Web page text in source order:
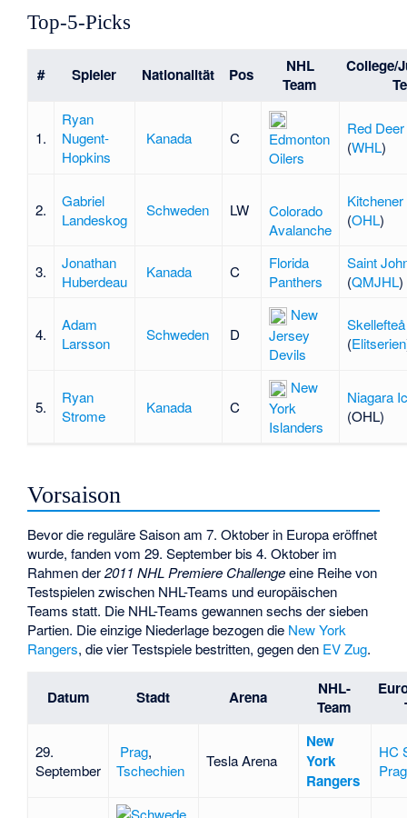
Top-5-Picks
# Spieler Nationalität Pos
NHL
Team
College/
1.
Ryan
Nugent-
Hopkins
Kanada C
Edmonton
Oilers
Red
(WHL)
2.
Gabriel
Landeskog
Schweden LW
Colorado
Avalanche
(OHL)
3.
Jonathan
Huberdeau
Kanada C
Florida
Panthers
Saint
(QMJHL)
4.
Adam
Larsson
Schweden D
New
Jersey
Devils
(Elitserien
5.
Ryan
Strome
Kanada C
New
York
Islanders
Niagara
(OHL)
Vorsaison
Bevor die reguläre Saison am 7. Oktober in Europa eröffnet
wurde, fanden vom 29. September bis 4. Oktober im
Rahmen der2011 NHL Premiere Challengeeine Reihe von
Testspielen zwischen NHL-Teams und europäischen
Teams statt. Die NHL-Teams gewannen sechs der sieben
Partien. Die einzige Niederlage bezogen die New York
Rangers, die vier Testspiele bestritten, gegen den EV Zug.
Datum Stadt Arena
NHL-
Team
29.
September
Prag,
Tschechien
Tesla Arena
New
York
Rangers
HC
Prag